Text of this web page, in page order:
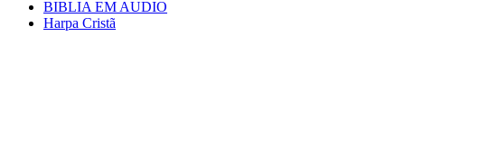
BIBLIA EM AUDIO
Harpa Cristã